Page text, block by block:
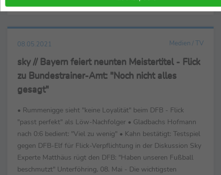
08.05.2021 Medien / TV
sky // Bayern feiert neunten Meistertitel - Flick
zu Bundestrainer-Amt: "Noch nicht alles
gesagt"
• Rummenigge sieht "keine Loyalität" beim DFB - Flick
"passt perfekt" als Löw-Nachfolger • Gladbachs Hofmann
nach 0:6 bedient: "Viel zu wenig" • Kahn bestätigt: Testspiel
gegen DFB-Elf für Flick-Verpflichtung in der Diskussion Sky
Experte Matthäus rügt den DFB: "Haben unseren Fußball
beschmutzt" Unterföhring, 08. Mai - Die wichtigsten